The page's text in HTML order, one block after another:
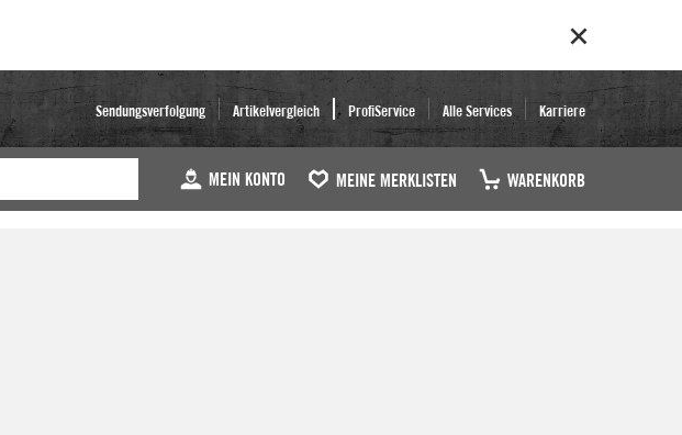
Sendungsverfolgung Artikelvergleich ProfiService Alle Services Karriere
MEIN KONTO MEINE MERKLISTEN WARENKORB